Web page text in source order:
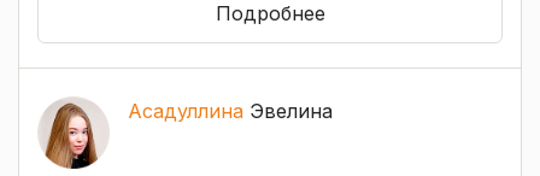
Подробнее
Асадуллина Эвелина